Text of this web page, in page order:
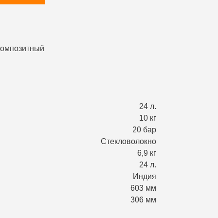
24 л.
10 кг
20 бар
Стекловолокно
6,9 кг
24 л.
Индия
603 мм
306 мм